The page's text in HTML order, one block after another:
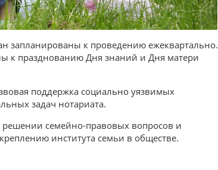
запланированы к проведению ежеквартально.
к празднованию Дня знаний и Дня матери
поддержка социально уязвимых
задач нотариата.
решении семейно-правовых вопросов и
института семьи в обществе.